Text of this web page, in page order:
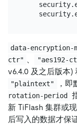
data-encryption-
ctr" 、 "aes192-
v6.4.0 及之后版本)
"plaintext" ，即
rotation-period
新 TiFlash 集群或
后写入的数据才保